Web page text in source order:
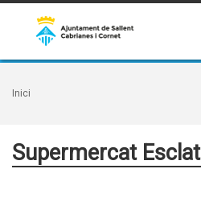
Inici
Supermercat Esclat